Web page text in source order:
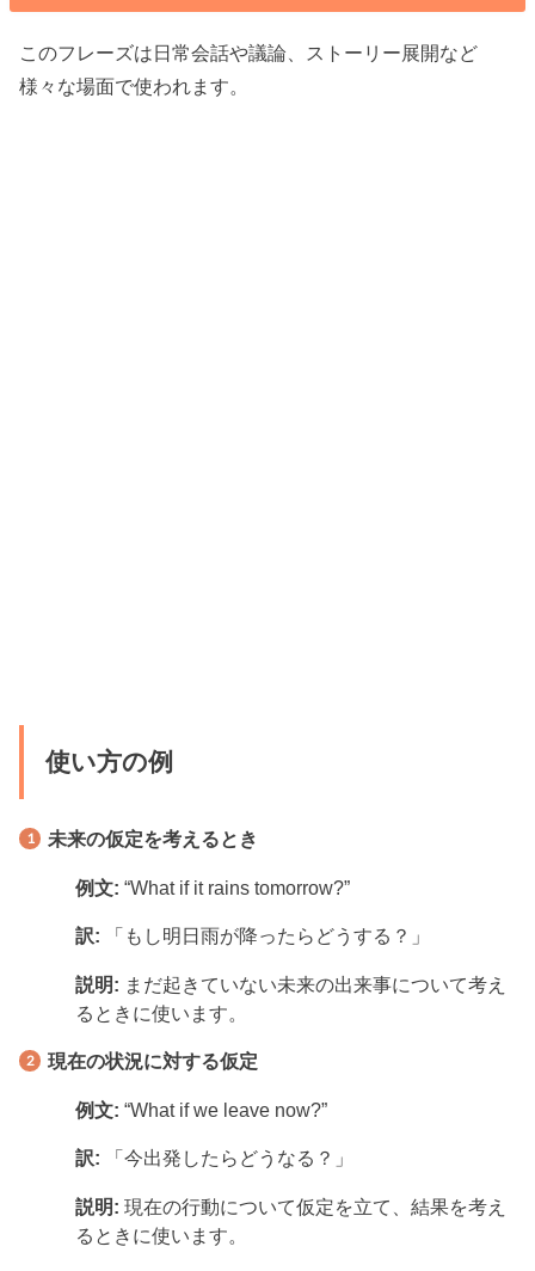
このフレーズは日常会話や議論、ストーリー展開など
様々な場面で使われます。
使い方の例
未来の仮定を考えるとき
例文: “What if it rains tomorrow?”
訳: 「もし明日雨が降ったらどうする？」
説明: まだ起きていない未来の出来事について考え
るときに使います。
現在の状況に対する仮定
例文: “What if we leave now?”
訳: 「今出発したらどうなる？」
説明: 現在の行動について仮定を立て、結果を考え
るときに使います。